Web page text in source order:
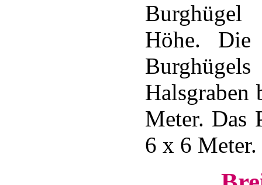
Höhe. Die
Halsgraben
Meter. Das
6 x 6 Meter.